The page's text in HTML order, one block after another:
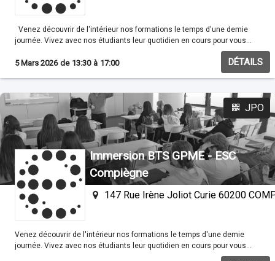
journée. Vivez avec nos étudiants leur quotidien en cours pour vous
5 Mars 2026 de 13:30 à 17:00 DÉTAILS
JPO
Immersion BTS GPME - ESC
Compiègne
147 Rue Irène Joliot Curie 60200
Venez découvrir de l'intérieur nos formations le temps d'une demie
journée. Vivez avec nos étudiants leur quotidien en cours pour vous